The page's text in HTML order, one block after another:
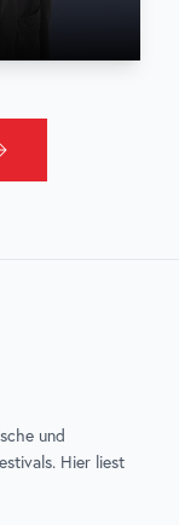
und
Hier liest